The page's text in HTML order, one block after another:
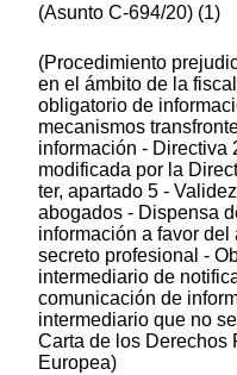
(Asunto C-694/20) (1)
(Procedimiento
en el ámbito de la
obligatorio de
mecanismos
información - Directiva
modificada por la
ter, apartado 5 -
abogados - Dispensa
información a favor
secreto profesional -
intermediario de
comunicación de
intermediario que no
Carta de los Derechos
Europea)